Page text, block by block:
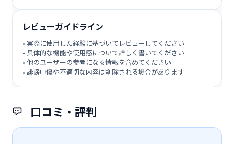
口コミ・評判
レビューガイドライン
• 実際に使用した経験に基づいてレビューしてください
• 具体的な機能や使用感について詳しく書いてください
• 他のユーザーの参考になる情報を含めてください
• 誹謗中傷や不適切な内容は削除される場合があります